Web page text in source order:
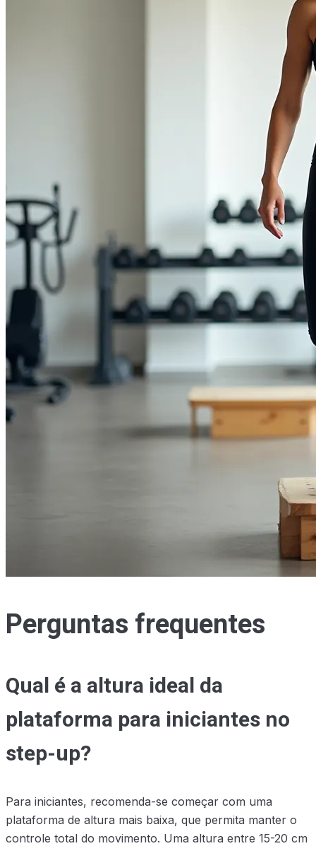
Perguntas frequentes
Qual é a altura ideal da
plataforma para iniciantes no
step-up?
Para iniciantes, recomenda-se começar com uma
plataforma de altura mais baixa, que permita manter o
controle total do movimento. Uma altura entre 15-20 cm